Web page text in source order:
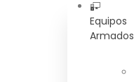
Equipos
Armados